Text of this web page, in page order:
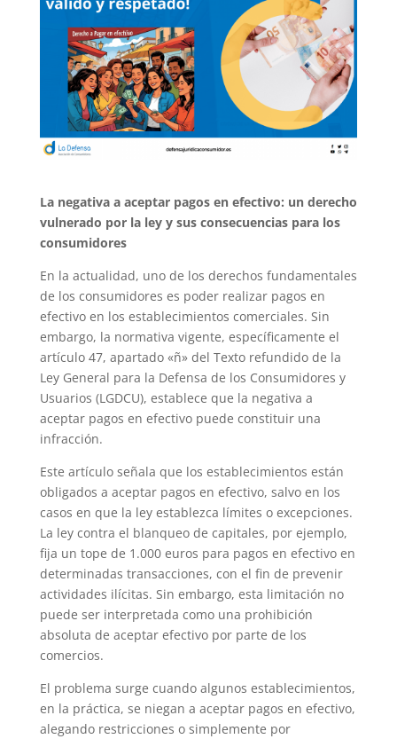
La negativa a aceptar pagos en efectivo: un derecho
vulnerado por la ley y sus consecuencias para los
consumidores
En la actualidad, uno de los derechos fundamentales
de los consumidores es poder realizar pagos en
efectivo en los establecimientos comerciales. Sin
embargo, la normativa vigente, específicamente el
artículo 47, apartado «ñ» del Texto refundido de la
Ley General para la Defensa de los Consumidores y
Usuarios (LGDCU), establece que la negativa a
aceptar pagos en efectivo puede constituir una
infracción.
Este artículo señala que los establecimientos están
obligados a aceptar pagos en efectivo, salvo en los
casos en que la ley establezca límites o excepciones.
La ley contra el blanqueo de capitales, por ejemplo,
fija un tope de 1.000 euros para pagos en efectivo en
determinadas transacciones, con el fin de prevenir
actividades ilícitas. Sin embargo, esta limitación no
puede ser interpretada como una prohibición
absoluta de aceptar efectivo por parte de los
comercios.
El problema surge cuando algunos establecimientos,
en la práctica, se niegan a aceptar pagos en efectivo,
alegando restricciones o simplemente por